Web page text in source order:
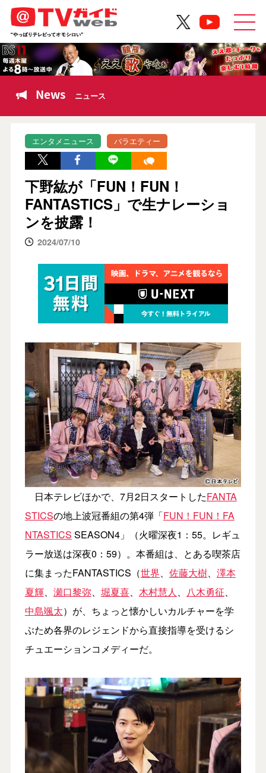
News ニュース
エンタメニュース バラエティー
下野紘が「FUN！FUN！
FANTASTICS」で生ナレーショ
ンを披露！
2024/07/10
日本テレビほかで、7月2日スタートしたFANTA
STICSの地上波冠番組の第4弾「FUN！FUN！FA
NTASTICS SEASON4」（火曜深夜1：55。レギュ
ラー放送は深夜0：59）。本番組は、とある喫茶店
に集まったFANTASTICS（世界、 佐藤大樹、 澤本
夏輝、 瀬口黎弥、 堀夏喜、 木村慧人、 八木勇征、
中島颯太）が、ちょっと懐かしいカルチャーを学
ぶため各界のレジェンドから直接指導を受けるシ
チュエーションコメディーだ。